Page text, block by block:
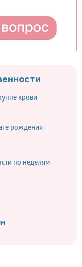
крови
рождения
по неделям